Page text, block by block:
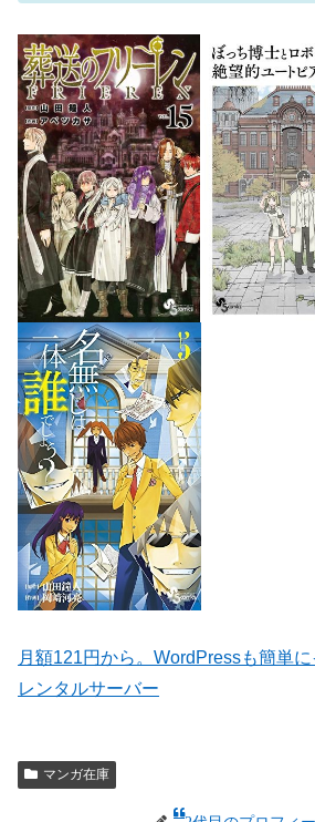
月額121円から。WordPressも簡単
レンタルサーバー
マンガ在庫